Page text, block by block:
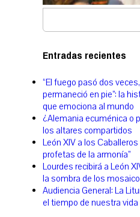
Entradas recientes
“El fuego pasó dos
permaneció en pie”: la
que emociona al mundo
¿Alemania ecuménica o
los altares compartidos
León XIV a los
profetas de la armonía”
Lourdes recibirá a León
la sombra de los
Audiencia General: La
el tiempo de nuestra vida